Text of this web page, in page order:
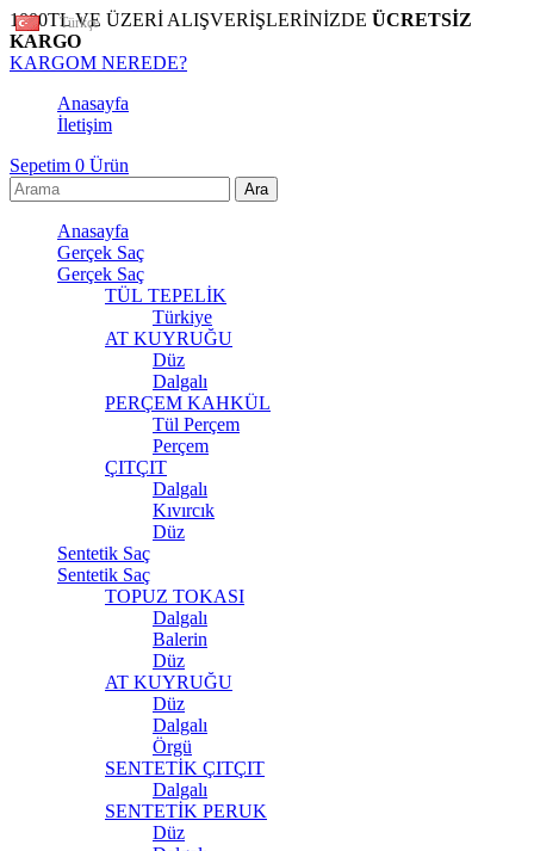
1000TL VE ÜZERİ ALIŞVERİŞLERİNİZDE ÜCRETSİZ
KARGO
KARGOM NEREDE?
Türkçe
Anasayfa
İletişim
Sepetim 0 Ürün
Anasayfa
Gerçek Saç
Gerçek Saç
TÜL TEPELİK
Türkiye
AT KUYRUĞU
Düz
Dalgalı
PERÇEM KAHKÜL
Tül Perçem
Perçem
ÇITÇIT
Dalgalı
Kıvırcık
Düz
Sentetik Saç
Sentetik Saç
TOPUZ TOKASI
Dalgalı
Balerin
Düz
AT KUYRUĞU
Düz
Dalgalı
Örgü
SENTETİK ÇITÇIT
Dalgalı
SENTETİK PERUK
Düz